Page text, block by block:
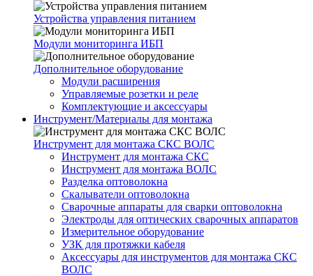
Устройства управления питанием
Модули мониторинга ИБП
Дополнительное оборудование
Модули расширения
Управляемые розетки и реле
Комплектующие и аксессуары
Инструмент/Материалы для монтажа
Инструмент для монтажа СКС ВОЛС
Инструмент для монтажа СКС
Инструмент для монтажа ВОЛС
Разделка оптоволокна
Скалыватели оптоволокна
Сварочные аппараты для сварки оптоволокна
Электроды для оптических сварочных аппаратов
Измерительное оборудование
УЗК для протяжки кабеля
Аксессуары для инструментов для монтажа СКС
ВОЛС